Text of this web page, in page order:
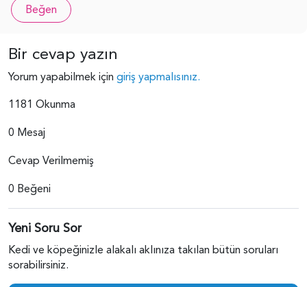
Beğen
Bir cevap yazın
Yorum yapabilmek için giriş yapmalısınız.
1181 Okunma
0 Mesaj
Cevap Verilmemiş
0 Beğeni
Yeni Soru Sor
Kedi ve köpeğinizle alakalı aklınıza takılan bütün soruları
sorabilirsiniz.